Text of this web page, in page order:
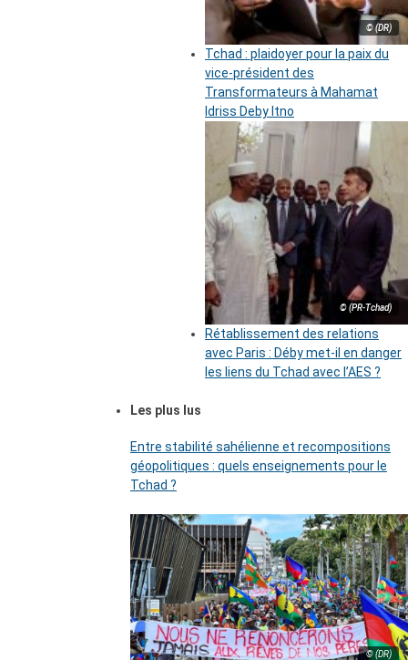
© (DR)
Tchad : plaidoyer pour la paix du
vice-président des
Transformateurs à Mahamat
Idriss Deby Itno
© (PR-Tchad)
Rétablissement des relations
avec Paris : Déby met-il en danger
les liens du Tchad avec l’AES ?
Les plus lus
Entre stabilité sahélienne et recompositions
géopolitiques : quels enseignements pour le
Tchad ?
© (DR)